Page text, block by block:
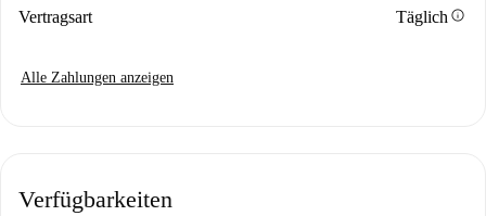
Vertragsart Täglich info
Alle Zahlungen anzeigen
Verfügbarkeiten